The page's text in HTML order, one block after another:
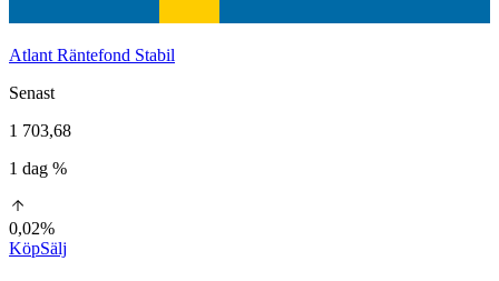
Atlant Räntefond Stabil
Senast
1 703,68
1 dag %
0,02%
KöpSälj